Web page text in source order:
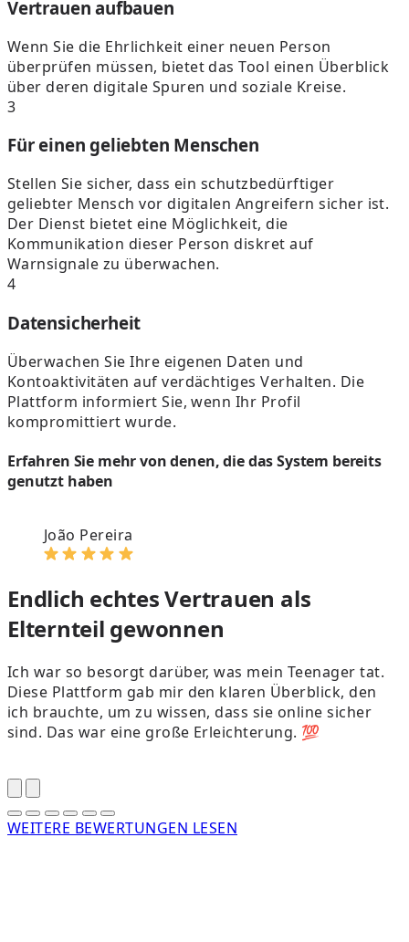
Vertrauen aufbauen
Wenn Sie die Ehrlichkeit einer neuen Person
überprüfen müssen, bietet das Tool einen Überblick
über deren digitale Spuren und soziale Kreise.
3
Für einen geliebten Menschen
Stellen Sie sicher, dass ein schutzbedürftiger
geliebter Mensch vor digitalen Angreifern sicher ist.
Der Dienst bietet eine Möglichkeit, die
Kommunikation dieser Person diskret auf
Warnsignale zu überwachen.
4
Datensicherheit
Überwachen Sie Ihre eigenen Daten und
Kontoaktivitäten auf verdächtiges Verhalten. Die
Plattform informiert Sie, wenn Ihr Profil
kompromittiert wurde.
Erfahren Sie mehr von denen, die das System bereits
genutzt haben
João Pereira
Endlich echtes Vertrauen als
Elternteil gewonnen
Ich war so besorgt darüber, was mein Teenager tat.
Diese Plattform gab mir den klaren Überblick, den
ich brauchte, um zu wissen, dass sie online sicher
sind. Das war eine große Erleichterung. 💯
WEITERE BEWERTUNGEN LESEN